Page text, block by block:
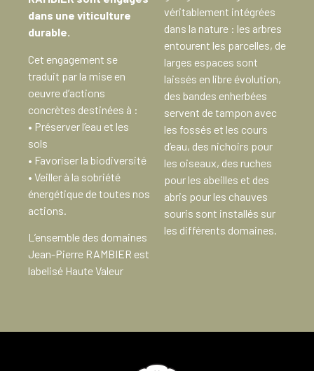
dans une viticulture
durable.
Cet engagement se
traduit par la mise en
oeuvre d’actions
concrètes destinées à :
• Préserver l’eau et les
sols
• Favoriser la biodiversité
• Veiller à la sobriété
énergétique de toutes nos
actions.
L’ensemble des domaines
Jean-Pierre RAMBIER est
labelisé Haute Valeur
véritablement intégrées
dans la nature : les arbres
entourent les parcelles, de
larges espaces sont
laissés en libre évolution,
des bandes enherbées
servent de tampon avec
les fossés et les cours
d’eau, des nichoirs pour
les oiseaux, des ruches
pour les abeilles et des
abris pour les chauves
souris sont installés sur
les différents domaines.